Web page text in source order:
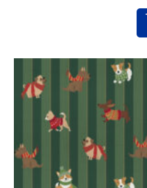
strandhuisjes
streep
strepen
takken
teckel